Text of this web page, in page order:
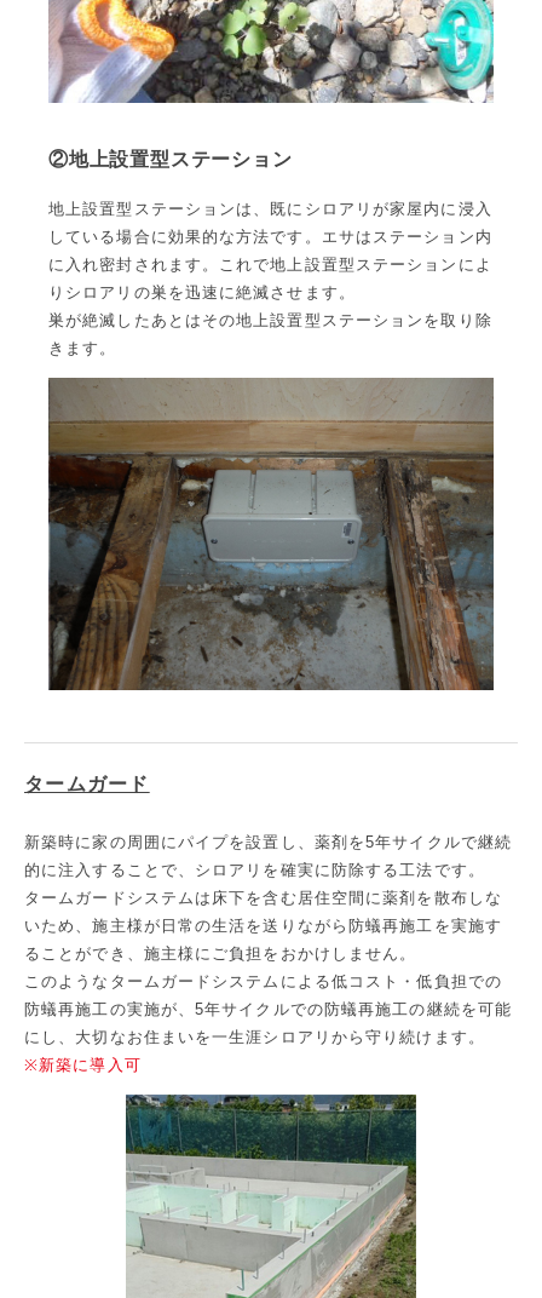
②地上設置型ステーション
地上設置型ステーションは、既にシロアリが家屋内に浸入
している場合に効果的な方法です。エサはステーション内
に入れ密封されます。これで地上設置型ステーションによ
りシロアリの巣を迅速に絶滅させます。
巣が絶滅したあとはその地上設置型ステーションを取り除
きます。
タームガード
新築時に家の周囲にパイプを設置し、薬剤を5年サイクルで継続
的に注入することで、シロアリを確実に防除する工法です。
タームガードシステムは床下を含む居住空間に薬剤を散布しな
いため、施主様が日常の生活を送りながら防蟻再施工を実施す
ることができ、施主様にご負担をおかけしません。
このようなタームガードシステムによる低コスト・低負担での
防蟻再施工の実施が、5年サイクルでの防蟻再施工の継続を可能
にし、大切なお住まいを一生涯シロアリから守り続けます。
※新築に導入可